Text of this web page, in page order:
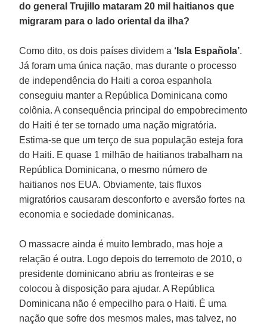
do general Trujillo mataram 20 mil haitianos que
migraram para o lado oriental da ilha?
Como dito, os dois países dividem a ‘Isla Española’.
Já foram uma única nação, mas durante o processo
de independência do Haiti a coroa espanhola
conseguiu manter a República Dominicana como
colônia. A consequência principal do empobrecimento
do Haiti é ter se tornado uma nação migratória.
Estima-se que um terço de sua população esteja fora
do Haiti. E quase 1 milhão de haitianos trabalham na
República Dominicana, o mesmo número de
haitianos nos EUA. Obviamente, tais fluxos
migratórios causaram desconforto e aversão fortes na
economia e sociedade dominicanas.
O massacre ainda é muito lembrado, mas hoje a
relação é outra. Logo depois do terremoto de 2010, o
presidente dominicano abriu as fronteiras e se
colocou à disposição para ajudar. A República
Dominicana não é empecilho para o Haiti. É uma
nação que sofre dos mesmos males, mas talvez, no